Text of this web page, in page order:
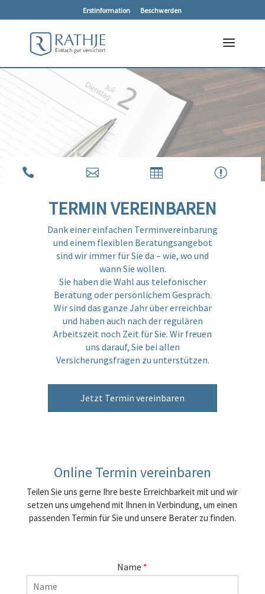
Erstinformation Beschwerden
   r
TERMIN VEREINBAREN
Dank einer einfachen Terminvereinbarung
und einem flexiblen Beratungsangebot
sind wir immer für Sie da – wie, wo und
wann Sie wollen.
Sie haben die Wahl aus telefonischer
Beratung oder persönlichem Gespräch.
Wir sind das ganze Jahr über erreichbar
und haben auch nach der regulären
Arbeitszeit noch Zeit für Sie. Wir freuen
uns darauf, Sie bei allen
Versicherungsfragen zu unterstützen.
Jetzt Termin vereinbaren
Online Termin vereinbaren
Teilen Sie uns gerne Ihre beste Erreichbarkeit mit und wir
setzen uns umgehend mit Ihnen in Verbindung, um einen
passenden Termin für Sie und unsere Berater zu finden.
Name *